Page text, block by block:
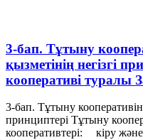
3-бап. Тұтыну
қызметiнiң негiзгі
кооперативі туралы
3-бап. Тұтыну
принциптерi Тұтыну
кооперативтерi: кiру